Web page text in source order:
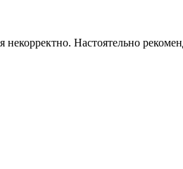
Настоятельно